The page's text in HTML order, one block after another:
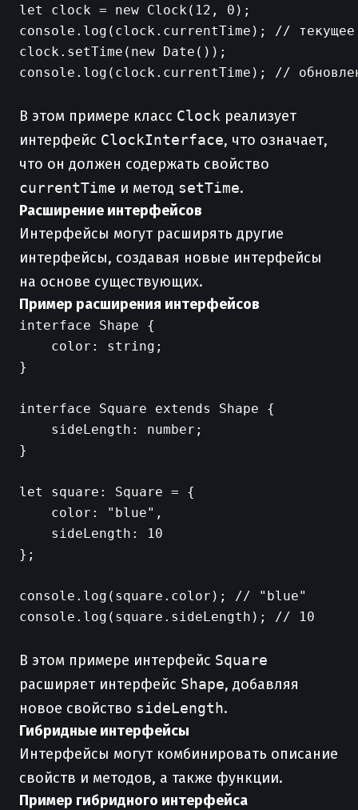
let clock = new Clock(12, 0);
console.log(clock.currentTime); // текущее
clock.setTime(new Date());
console.log(clock.currentTime); //
В этом примере класс Clock реализует
интерфейс ClockInterface, что означает,
что он должен содержать свойство
currentTime и метод setTime.
Расширение интерфейсов
Интерфейсы могут расширять другие
интерфейсы, создавая новые интерфейсы
на основе существующих.
Пример расширения интерфейсов
interface Shape {
    color: string;
}
interface Square extends Shape {
    sideLength: number;
}
let square: Square = {
    color: "blue",
    sideLength: 10
};
console.log(square.color); // "blue"
console.log(square.sideLength); // 10
В этом примере интерфейс Square
расширяет интерфейс Shape, добавляя
новое свойство sideLength.
Гибридные интерфейсы
Интерфейсы могут комбинировать описание
свойств и методов, а также функции.
Пример гибридного интерфейса